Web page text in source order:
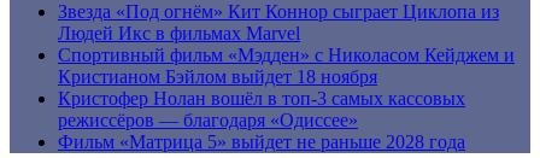
Звезда «Под огнём» Кит Коннор сыграет Циклопа из
Людей Икс в фильмах Marvel
Спортивный фильм «Мэдден» с Николасом Кейджем и
Кристианом Бэйлом выйдет 18 ноября
Кристофер Нолан вошёл в топ-3 самых кассовых
режиссёров — благодаря «Одиссее»
Фильм «Матрица 5» выйдет не раньше 2028 года